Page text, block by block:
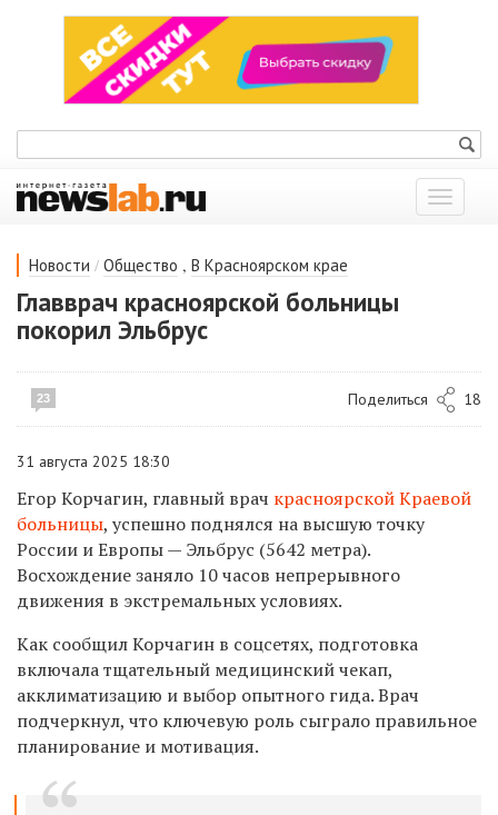
Показать
меню
Новости / Общество , В Красноярском крае
Главврач красноярской больницы
покорил Эльбрус
23 Поделиться 18
31 августа 2025 18:30
Егор Корчагин, главный врач красноярской Краевой
больницы, успешно поднялся на высшую точку
России и Европы — Эльбрус (5642 метра).
Восхождение заняло 10 часов непрерывного
движения в экстремальных условиях.
Как сообщил Корчагин в соцсетях, подготовка
включала тщательный медицинский чекап,
акклиматизацию и выбор опытного гида. Врач
подчеркнул, что ключевую роль сыграло правильное
планирование и мотивация.